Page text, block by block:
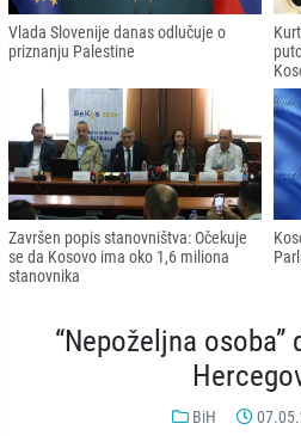
Vlada Slovenije danas odlučuje o
priznanju Palestine
Završen popis stanovništva: Očekuje
se da Kosovo ima oko 1,6 miliona
stanovnika
“Nepoželjna osoba”
BiH